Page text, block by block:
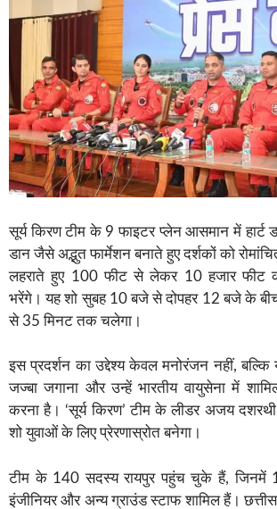
सूर्य किरण टीम के 9 फाइटर प्लेन आसमान में हार्ट
डान जैसे अद्भुत फार्मेशन बनाते हुए दर्शकों को
लहराते हुए 100 फीट से लेकर 10 हजार फीट
भरेंगे। यह शो सुबह 10 बजे से दोपहर 12 बजे के
से 35 मिनट तक चलेगा।
इस प्रदर्शन का उद्देश्य केवल मनोरंजन नहीं,
जज्बा जगाना और उन्हें भारतीय वायुसेना में
करना है। ‘सूर्य किरण’ टीम के लीडर अजय
शो युवाओं के लिए प्रेरणास्रोत बनेगा।
टीम के 140 सदस्य रायपुर पहुंच चुके हैं, जिनमें
इंजीनियर और अन्य ग्राउंड स्टाफ शामिल हैं।